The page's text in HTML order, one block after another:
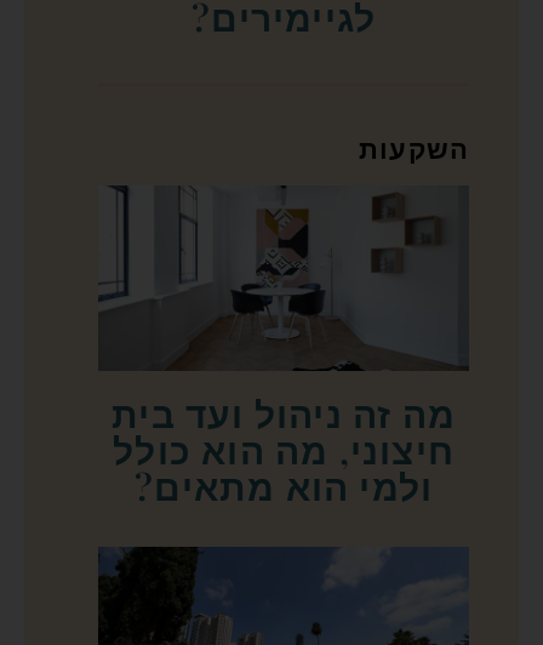
לגיימירים?
השקעות
מה זה ניהול ועד בית
חיצוני, מה הוא כולל
ולמי הוא מתאים?